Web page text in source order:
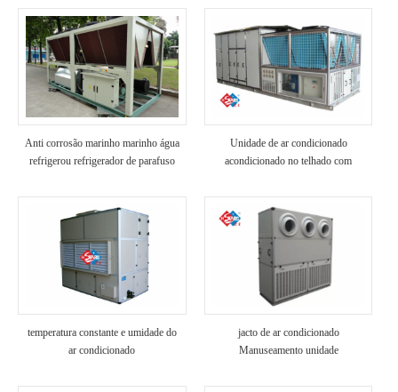
hotel / hospital
Anti corrosão marinho marinho água
refrigerou refrigerador de parafuso
Unidade de ar condicionado
acondicionado no telhado com
temperatura constante e umidade do
ar condicionado
jacto de ar condicionado
Manuseamento unidade